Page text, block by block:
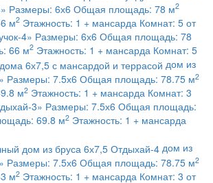
Размеры: 6х6 Общая площадь: 78 м2
м2 Этажность: 1 + мансарда Комнат: 5 от
4» Размеры: 6х6 Общая площадь: 78
66 м2 Этажность: 1 + мансарда Комнат: 5
дом из
Размеры: 7.5х6 Общая площадь: 78.75 м2
м2 Этажность: 1 + мансарда Комнат: 3
3» Размеры: 7.5х6 Общая площадь:
69.8 м2 Этажность: 1 + мансарда
дом из
Размеры: 7.5х6 Общая площадь: 78.75 м2
м2 Этажность: 1 + мансарда Комнат: 3 от